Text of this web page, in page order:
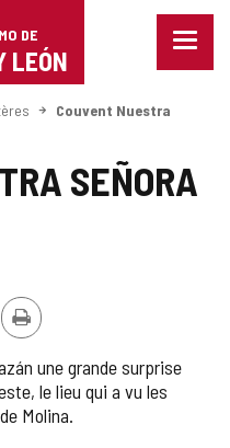
DE
LEÓN
Menu
Couvent Nuestra
SEÑORA
Imprimer
une grande surprise
le lieu qui a vu les
Molina.